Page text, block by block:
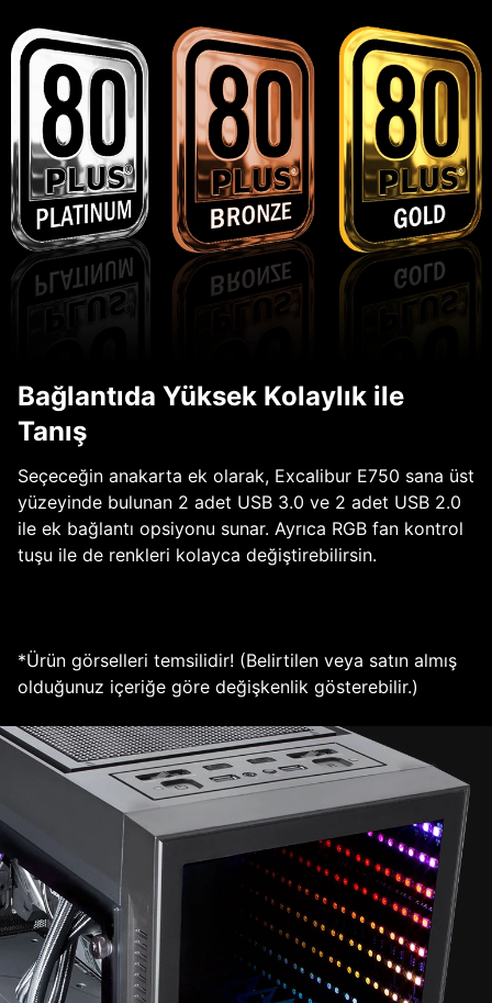
Bağlantıda Yüksek Kolaylık ile
Tanış
Seçeceğin anakarta ek olarak, Excalibur E750 sana üst
yüzeyinde bulunan 2 adet USB 3.0 ve 2 adet USB 2.0
ile ek bağlantı opsiyonu sunar. Ayrıca RGB fan kontrol
tuşu ile de renkleri kolayca değiştirebilirsin.
*Ürün görselleri temsilidir! (Belirtilen veya satın almış
olduğunuz içeriğe göre değişkenlik gösterebilir.)